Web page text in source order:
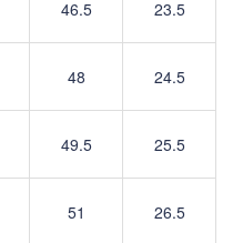
46.5 23.5
48 24.5
49.5 25.5
51 26.5